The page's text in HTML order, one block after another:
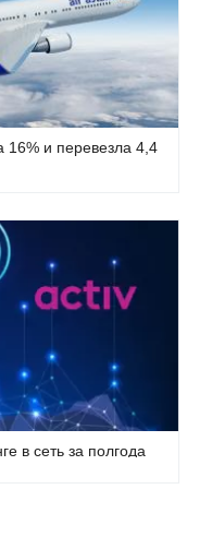
16% и перевезла 4,4
в сеть за полгода